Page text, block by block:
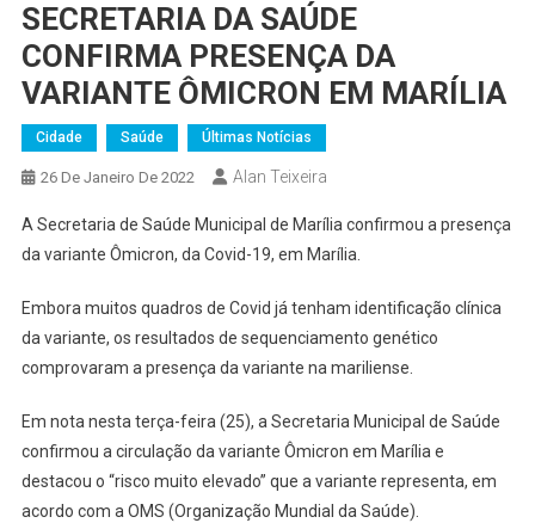
SECRETARIA DA SAÚDE
CONFIRMA PRESENÇA DA
VARIANTE ÔMICRON EM MARÍLIA
Cidade Saúde Últimas Notícias
26 De Janeiro De 2022 Alan Teixeira
A Secretaria de Saúde Municipal de Marília confirmou a presença
da variante Ômicron, da Covid-19, em Marília.
Embora muitos quadros de Covid já tenham identificação clínica
da variante, os resultados de sequenciamento genético
comprovaram a presença da variante na mariliense.
Em nota nesta terça-feira (25), a Secretaria Municipal de Saúde
confirmou a circulação da variante Ômicron em Marília e
destacou o “risco muito elevado” que a variante representa, em
acordo com a OMS (Organização Mundial da Saúde).